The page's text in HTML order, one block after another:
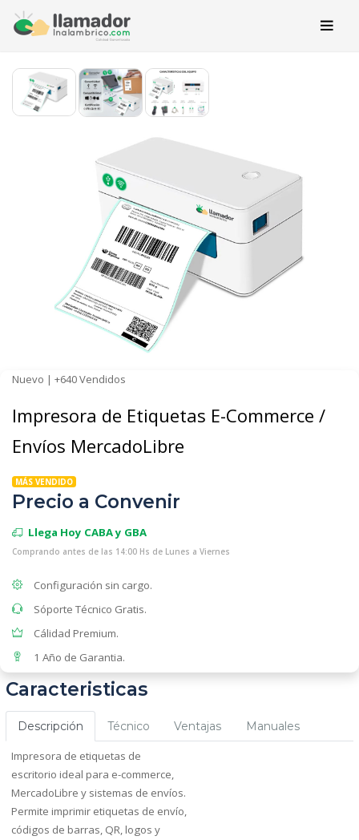
Nuevo | +640 Vendidos
Impresora de Etiquetas E-Commerce /
Envíos MercadoLibre
MÁS VENDIDO
Precio a Convenir
Llega Hoy CABA y GBA
Comprando antes de las 14:00 Hs de Lunes a Viernes
Configuración sin cargo.
Sóporte Técnico Gratis.
Cálidad Premium.
1 Año de Garantia.
Caracteristicas
Descripción Técnico Ventajas Manuales
Impresora de etiquetas de
escritorio ideal para e-commerce,
MercadoLibre y sistemas de envíos.
Permite imprimir etiquetas de envío,
códigos de barras, QR, logos y